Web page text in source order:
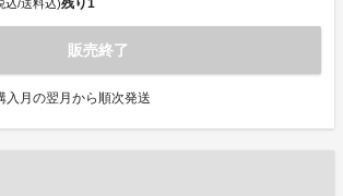
込/送料込)残り1
販売終了
入月の翌月から順次発送